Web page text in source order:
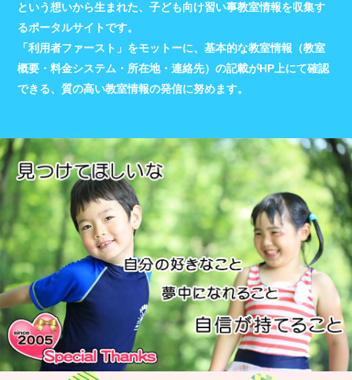
という想いから生まれた、子ども向け習い事教室情報を収集す
るポータルサイトです。
「利用者ファースト」をモットーに、基本的な教室情報（教室
概要・料金システム・所在地・連絡先）の記載がHP上にて確認
できる、質の高い教室情報の発信に努めます。